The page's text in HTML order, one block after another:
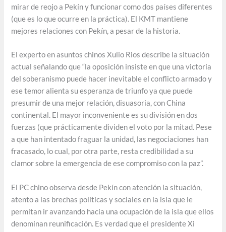
mirar de reojo a Pekín y funcionar como dos países diferentes
(que es lo que ocurre en la práctica). El KMT mantiene
mejores relaciones con Pekín, a pesar de la historia.
El experto en asuntos chinos Xulio Rios describe la situación
actual señalando que “la oposición insiste en que una victoria
del soberanismo puede hacer inevitable el conflicto armado y
ese temor alienta su esperanza de triunfo ya que puede
presumir de una mejor relación, disuasoria, con China
continental. El mayor inconveniente es su división en dos
fuerzas (que prácticamente dividen el voto por la mitad. Pese
a que han intentado fraguar la unidad, las negociaciones han
fracasado, lo cual, por otra parte, resta credibilidad a su
clamor sobre la emergencia de ese compromiso con la paz”.
El PC chino observa desde Pekín con atención la situación,
atento a las brechas políticas y sociales en la isla que le
permitan ir avanzando hacia una ocupación de la isla que ellos
denominan reunificación. Es verdad que el presidente Xi